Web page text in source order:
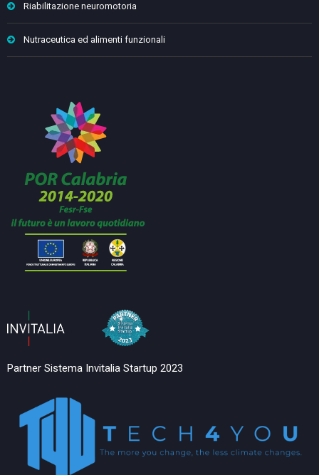
Riabilitazione neuromotoria
Nutraceutica ed alimenti funzionali
Partner Sistema Invitalia Startup 2023